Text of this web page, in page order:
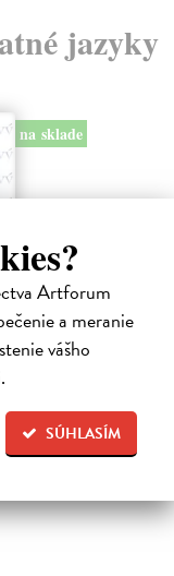
Artforum
a meranie
vášho
SÚHLASÍM
jazyky
na sklade